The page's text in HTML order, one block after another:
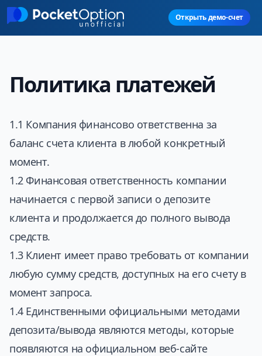
Skip to main content
Открыть демо-счет
Политика платежей
1.1 Компания финансово ответственна за
баланс счета клиента в любой конкретный
момент.
1.2 Финансовая ответственность компании
начинается с первой записи о депозите
клиента и продолжается до полного вывода
средств.
1.3 Клиент имеет право требовать от компании
любую сумму средств, доступных на его счету в
момент запроса.
1.4 Единственными официальными методами
депозита/вывода являются методы, которые
появляются на официальном веб-сайте